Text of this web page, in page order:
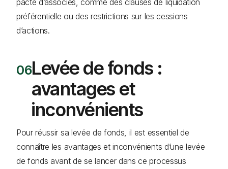
préférentielle ou des restrictions sur les cessions
d’actions.
Levée de fonds :
avantages et
inconvénients
Pour réussir sa levée de fonds, il est essentiel de
connaître les avantages et inconvénients d’une levée
de fonds avant de se lancer dans ce processus